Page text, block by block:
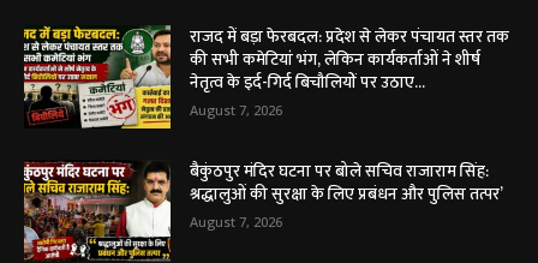
राजद में बड़ा फेरबदल: प्रदेश से लेकर पंचायत स्तर तक
की सभी कमेटियां भंग, लेकिन कार्यकर्ताओं ने शीर्ष
नेतृत्व के इर्द-गिर्द बिचौलियों पर उठाए...
August 7, 2026
बैकुंठपुर मंदिर घटना पर बोले सचिव राजाराम सिंह:
श्रद्धालुओं की सुरक्षा के लिए प्रबंधन और पुलिस तत्पर’
August 7, 2026